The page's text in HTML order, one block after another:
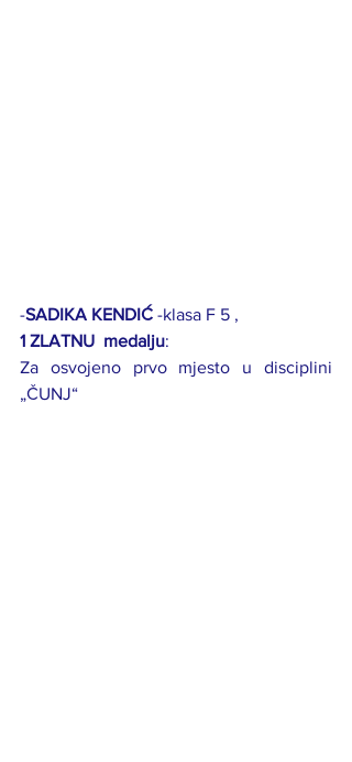
-SADIKA KENDIĆ -klasa F 5 ,
1 ZLATNU  medalju:
Za osvojeno prvo mjesto u disciplini
„ČUNJ“